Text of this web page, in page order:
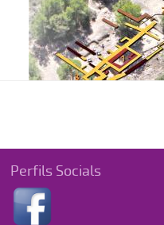
Perfils Socials